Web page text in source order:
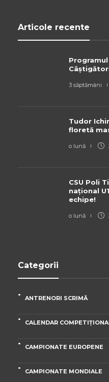
Articole recente
3 săptămâni
Tudor
floretă
o lună
CSU Poli
național
echipe!
o lună
Categorii
ANTRENORI SCRIMĂ
CALENDAR
CAMPIONATE EUROPENE
CAMPIONATE MONDIALE